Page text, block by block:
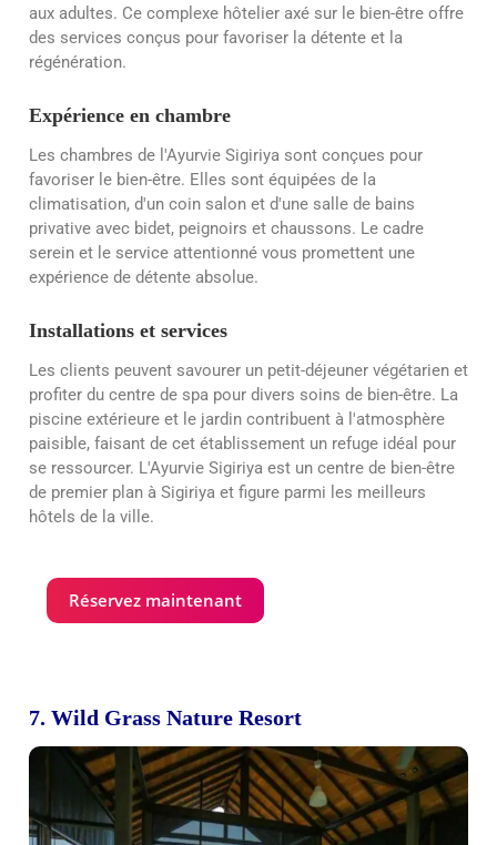
aux adultes. Ce complexe hôtelier axé sur le bien-être offre
des services conçus pour favoriser la détente et la
régénération.
Expérience en chambre
Les chambres de l'Ayurvie Sigiriya sont conçues pour
favoriser le bien-être. Elles sont équipées de la
climatisation, d'un coin salon et d'une salle de bains
privative avec bidet, peignoirs et chaussons. Le cadre
serein et le service attentionné vous promettent une
expérience de détente absolue.
Installations et services
Les clients peuvent savourer un petit-déjeuner végétarien et
profiter du centre de spa pour divers soins de bien-être. La
piscine extérieure et le jardin contribuent à l'atmosphère
paisible, faisant de cet établissement un refuge idéal pour
se ressourcer. L'Ayurvie Sigiriya est un centre de bien-être
de premier plan à Sigiriya et figure parmi les meilleurs
hôtels de la ville.
Réservez maintenant
7. Wild Grass Nature Resort